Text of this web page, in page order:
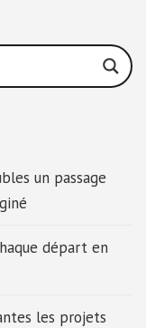
un passage
départ en
les projets